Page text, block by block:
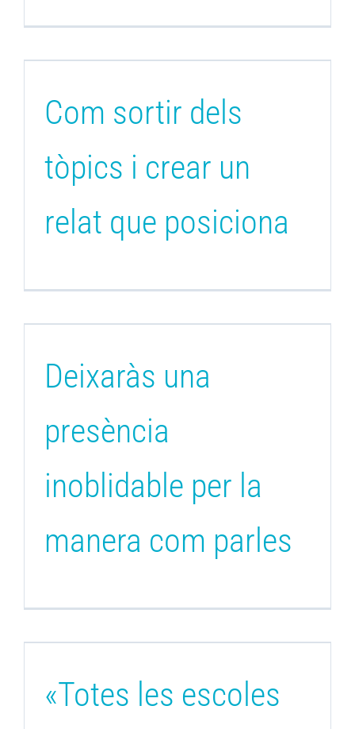
Com sortir dels
tòpics i crear un
relat que posiciona
Deixaràs una
presència
inoblidable per la
manera com parles
«Totes les escoles